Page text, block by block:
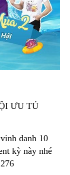
ƯU TÚ
danh 10
kỳ này nhé